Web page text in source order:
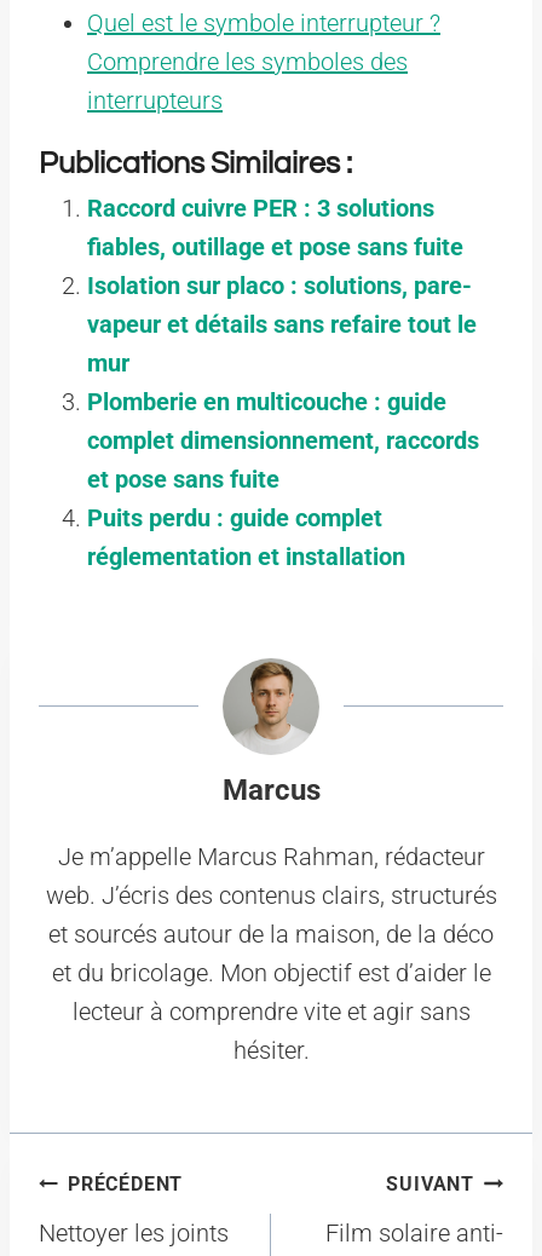
Quel est le symbole interrupteur ?
Comprendre les symboles des
interrupteurs
Publications Similaires :
Raccord cuivre PER : 3 solutions
fiables, outillage et pose sans fuite
Isolation sur placo : solutions, pare-
vapeur et détails sans refaire tout le
mur
Plomberie en multicouche : guide
complet dimensionnement, raccords
et pose sans fuite
Puits perdu : guide complet
réglementation et installation
Marcus
Je m’appelle Marcus Rahman, rédacteur
web. J’écris des contenus clairs, structurés
et sourcés autour de la maison, de la déco
et du bricolage. Mon objectif est d’aider le
lecteur à comprendre vite et agir sans
hésiter.
Navigation
de
PRÉCÉDENT
Nettoyer les joints
SUIVANT
Film solaire anti-